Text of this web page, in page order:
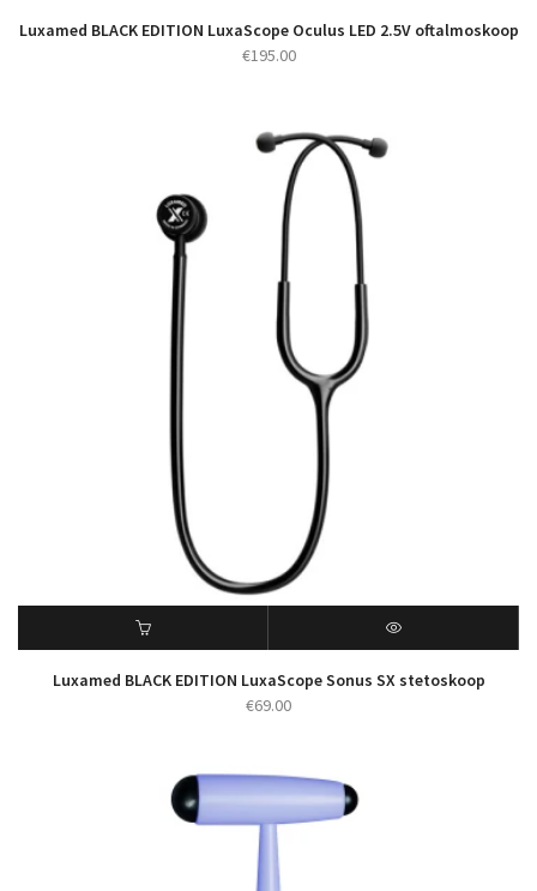
Luxamed BLACK EDITION LuxaScope Oculus LED 2.5V oftalmoskoop
€195.00
Luxamed BLACK EDITION LuxaScope Sonus SX stetoskoop
€69.00